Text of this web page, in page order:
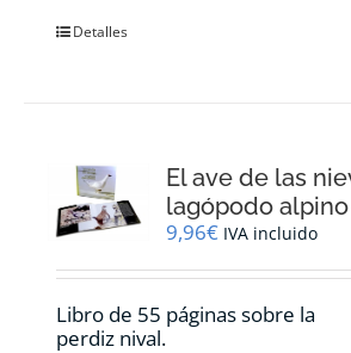
Detalles
El ave de las
lagópodo
9,96€ IVA incluido
Libro de 55 páginas sobre la
perdiz nival.